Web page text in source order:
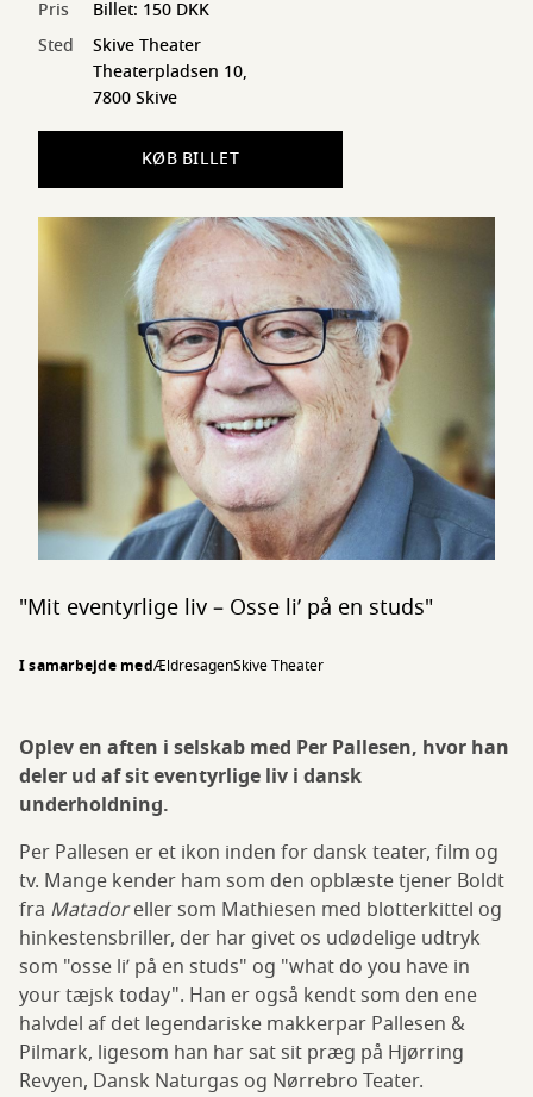
Pris
Billet: 150 DKK
Sted
Skive Theater
Theaterpladsen 10,
7800 Skive
KØB BILLET
"Mit eventyrlige liv – Osse li’ på en studs"
I samarbejde medÆldresagenSkive Theater
Oplev en aften i selskab med Per Pallesen, hvor han
deler ud af sit eventyrlige liv i dansk
underholdning.
Per Pallesen er et ikon inden for dansk teater, film og
tv. Mange kender ham som den opblæste tjener Boldt
fra Matadoreller som Mathiesen med blotterkittel og
hinkestensbriller, der har givet os udødelige udtryk
som "osse li’ på en studs" og "what do you have in
your tæjsk today". Han er også kendt som den ene
halvdel af det legendariske makkerpar Pallesen &
Pilmark, ligesom han har sat sit præg på Hjørring
Revyen, Dansk Naturgas og Nørrebro Teater.